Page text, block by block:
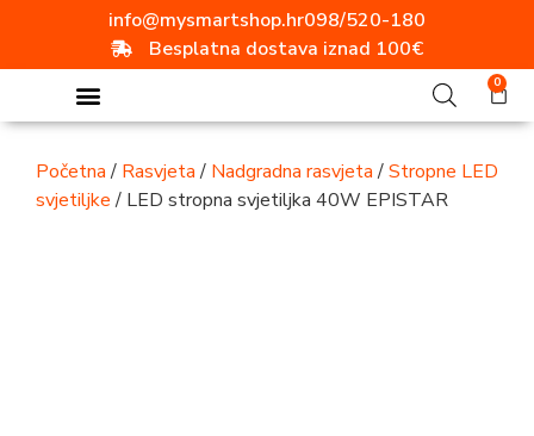
info@mysmartshop.hr098/520-180
Besplatna dostava iznad 100€
0
Početna/ Rasvjeta/ Nadgradna rasvjeta/Stropne LED
svjetiljke/ LED stropna svjetiljka 40W EPISTAR